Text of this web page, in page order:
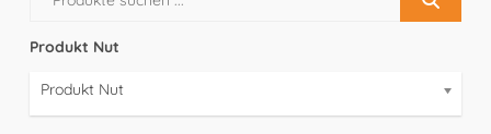
Produkt Nut
Produkt Nut